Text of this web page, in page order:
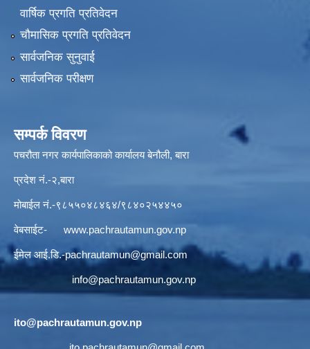
वार्षिक प्रगति प्रतिवेदन
चौमासिक प्रगति प्रतिवेदन
सार्वजनिक सुनुवाई
सार्वजनिक परीक्षण
सम्पर्क विवरण
पचरौता नगर कार्यपालिकाको कार्यालय बेनौली, बारा
प्रदेश नं.-२,बारा
मोबाईल नं.-९८५५०४८४६४/९८४०२५४४५०
वेबसाईट- www.pachrautamun.gov.np
ईमेल आई.डि.-pachrautamun@gmail.com
info@pachrautamun.gov.np
ito@pachrautamun.gov.np